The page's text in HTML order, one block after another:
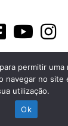
de Privacidade
por
permitir uma
navegar no site
utilização.
Ok